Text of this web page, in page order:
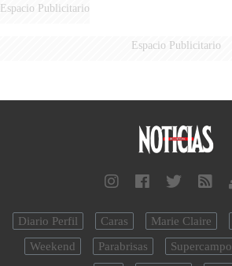
Espacio Publicitario
Espacio Publicitario
Diario Perfil Caras Marie Claire
Weekend
Parabrisas Supercampo